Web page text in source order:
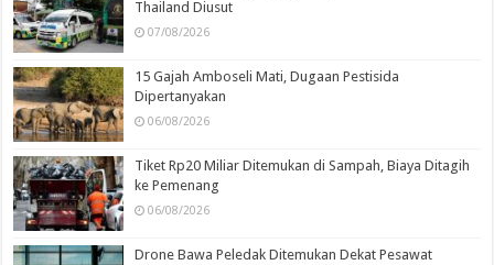
Thailand Diusut
07/08/2026
15 Gajah Amboseli Mati, Dugaan Pestisida
Dipertanyakan
06/08/2026
Tiket Rp20 Miliar Ditemukan di Sampah, Biaya Ditagih
ke Pemenang
06/08/2026
Drone Bawa Peledak Ditemukan Dekat Pesawat